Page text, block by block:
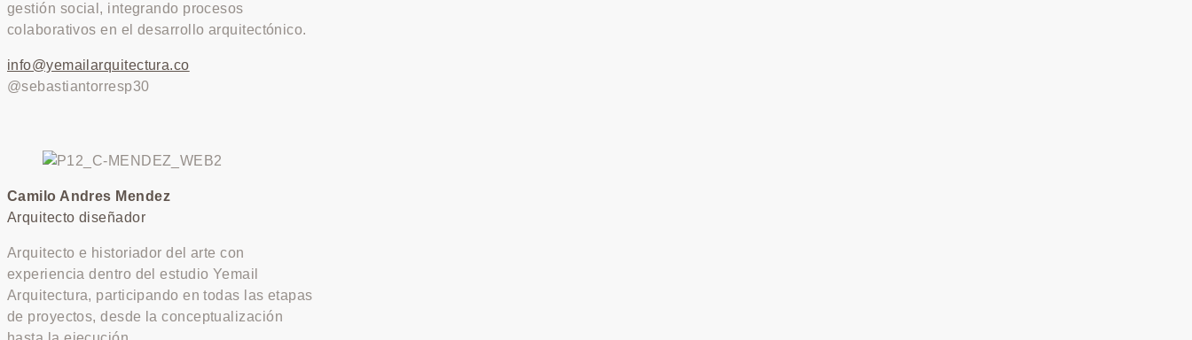
gestión social, integrando procesos
colaborativos en el desarrollo arquitectónico.
info@yemailarquitectura.co
@sebastiantorresp30
Camilo Andres Mendez
Arquitecto diseñador
Arquitecto e historiador del arte con
experiencia dentro del estudio Yemail
Arquitectura, participando en todas las etapas
de proyectos, desde la conceptualización